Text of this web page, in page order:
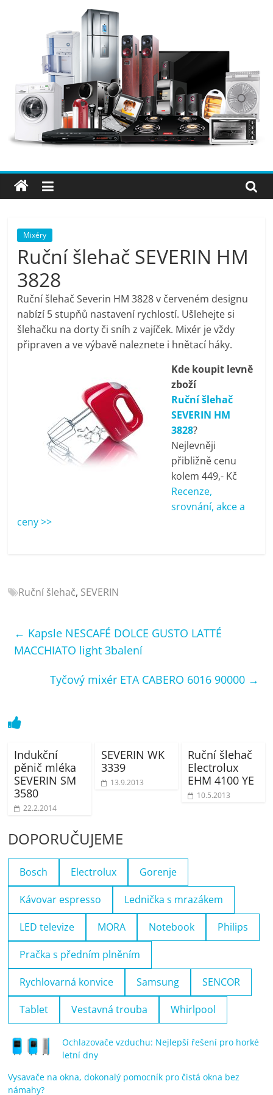
Elektro
OK
–
nejlepší
elektronika
porovnání,
pračky,
televize,
mobilní
telefony,
kávovary,
Nejlepší
OK,
recenze,
televize,
notebooky,
mobilní
Mixéry
Ruční šlehač SEVERIN HM
3828
Ruční šlehač Severin HM 3828 v červeném designu
nabízí 5 stupňů nastavení rychlostí. Ušlehejte si
šlehačku na dorty či sníh z vajíček. Mixér je vždy
připraven a ve výbavě naleznete i hnětací háky.
Kde koupit levně
zboží
Ruční šlehač
SEVERIN HM
3828?
Nejlevněji
přibližně cenu
kolem 449,- Kč
Recenze,
srovnání, akce a
ceny >>
Ruční šlehač, SEVERIN
← Kapsle NESCAFÉ DOLCE GUSTO LATTÉ
MACCHIATO light 3balení
Tyčový mixér ETA CABERO 6016 90000 →
Indukční
pěnič mléka
SEVERIN SM
3580
22.2.2014
SEVERIN WK
3339
13.9.2013
Ruční šlehač
Electrolux
EHM 4100 YE
10.5.2013
DOPORUČUJEME
Bosch Electrolux Gorenje
Kávovar espresso Lednička s mrazákem
LED televize MORA Notebook Philips
Pračka s předním plněním
Rychlovarná konvice Samsung SENCOR
Tablet Vestavná trouba Whirlpool
Ochlazovače vzduchu: Nejlepší řešení pro horké
letní dny
Vysavače na okna, dokonalý pomocník pro čistá okna bez
námahy?